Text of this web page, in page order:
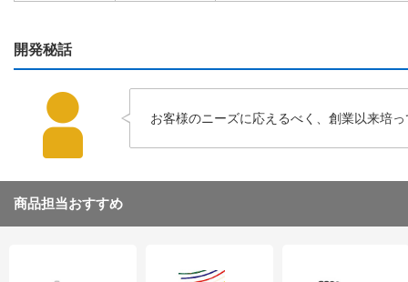
開発秘話
お客様のニーズに応えるべく、創業以来培
商品担当おすすめ